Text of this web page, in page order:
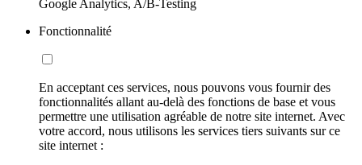
Google Analytics, A/B-Testing
Fonctionnalité
En acceptant ces services, nous pouvons vous fournir des
fonctionnalités allant au-delà des fonctions de base et vous
permettre une utilisation agréable de notre site internet. Avec
votre accord, nous utilisons les services tiers suivants sur ce
site internet :